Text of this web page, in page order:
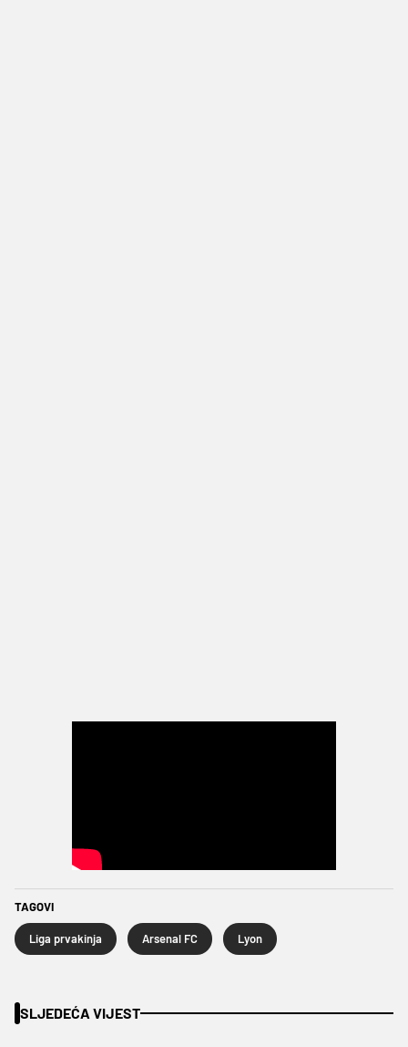
TAGOVI
Liga prvakinja Arsenal FC Lyon
SLJEDEĆA VIJEST